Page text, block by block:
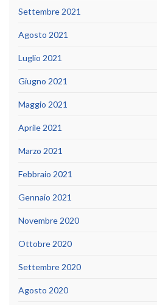
Settembre 2021
Agosto 2021
Luglio 2021
Giugno 2021
Maggio 2021
Aprile 2021
Marzo 2021
Febbraio 2021
Gennaio 2021
Novembre 2020
Ottobre 2020
Settembre 2020
Agosto 2020